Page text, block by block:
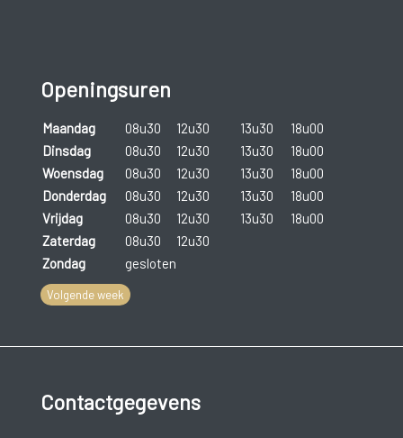
Openingsuren
Maandag 08u30 12u30 13u30
18u00
Dinsdag
08u30 12u30 13u30
18u00
Woensdag
08u30 12u30 13u30
18u00
Donderdag
08u30 12u30 13u30
18u00
Vrijdag
08u30 12u30 13u30
18u00
Zaterdag
08u30
12u30
Zondag
gesloten
Volgende week
Contactgegevens